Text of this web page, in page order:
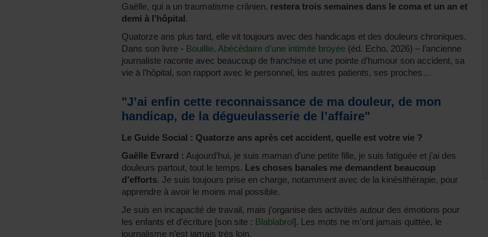
Gaëlle, qui a un traumatisme crânien, restera trois semaines dans le coma et un an et
demi à l’hôpital.
Quatorze ans plus tard, elle vit toujours avec des handicaps et des douleurs chroniques.
Dans son livre - Bouillie. Abécédaire d’une intimité broyée (éd. Echo, 2026) – l’ancienne
journaliste raconte avec beaucoup de franchise et une pointe d’humour son accident, sa
vie à l’hôpital, son rapport avec le personnel, les autres patients, ses proches…
"J’ai enfin cette reconnaissance de ma douleur, de mon
handicap, de la dégueulasserie de l’affaire"
Le Guide Social : Quatorze ans après cet accident, quelle est votre vie ?
Gaëlle Evrard : Aujourd’hui, je suis maman d’une petite fille, je suis fatiguée et j’ai des
douleurs partout, tout le temps. Les choses banales me demandent beaucoup
d’efforts. Je suis toujours prise en charge, notamment avec de la kinésithérapie, pour
apprendre à avoir le moins mal possible.
Je suis en incapacité de travail, mais j’organise des activités autour des émotions pour
les enfants et d’écriture [son site : Blablabrol]. Les mots ne m’ont jamais quittée, le
journalisme n’est jamais très loin.